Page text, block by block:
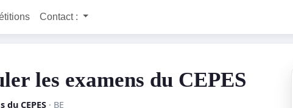
Contact :
les examens du CEPES
du CEPES· BE